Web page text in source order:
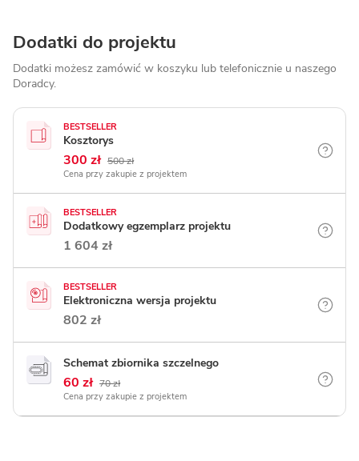
Dodatki do projektu
Dodatki możesz zamówić w koszyku lub telefonicznie u naszego
Doradcy.
BESTSELLER
Kosztorys
500 zł
300 zł
Cena przy zakupie z projektem
BESTSELLER
Dodatkowy egzemplarz projektu
1 604 zł
BESTSELLER
Elektroniczna wersja projektu
802 zł
Schemat zbiornika szczelnego
70 zł
60 zł
Cena przy zakupie z projektem